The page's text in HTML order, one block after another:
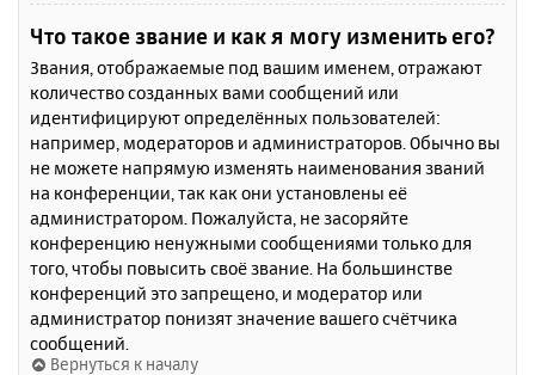
Что такое звание и как я могу изменить его?
Звания, отображаемые под вашим именем, отражают
количество созданных вами сообщений или
идентифицируют определённых пользователей:
например, модераторов и администраторов. Обычно вы
не можете напрямую изменять наименования званий
на конференции, так как они установлены её
администратором. Пожалуйста, не засоряйте
конференцию ненужными сообщениями только для
того, чтобы повысить своё звание. На большинстве
конференций это запрещено, и модератор или
администратор понизят значение вашего счётчика
сообщений.
Вернуться к началу